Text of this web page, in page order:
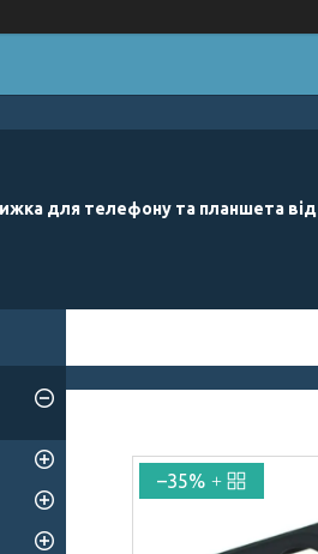
для телефону та планшета від
–35%